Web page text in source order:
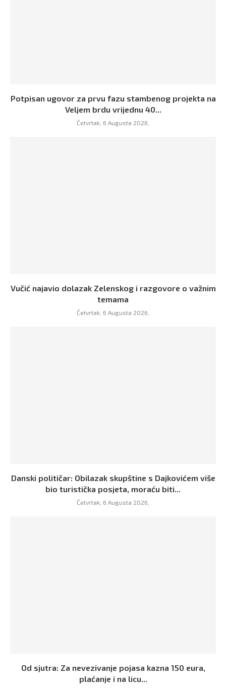
Potpisan ugovor za prvu fazu stambenog projekta na
Veljem brdu vrijednu 40...
Četvrtak, 6 Augusta 2026,
Vučić najavio dolazak Zelenskog i razgovore o važnim
temama
Četvrtak, 6 Augusta 2026,
Danski političar: Obilazak skupštine s Dajkovićem više
bio turistička posjeta, moraću biti...
Četvrtak, 6 Augusta 2026,
Od sjutra: Za nevezivanje pojasa kazna 150 eura,
plaćanje i na licu...